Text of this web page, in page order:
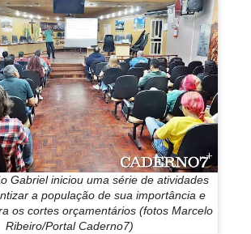
Gabriel iniciou uma série de atividades
a população de sua importância e
os cortes orçamentários (fotos Marcelo
Ribeiro/Portal Caderno7)